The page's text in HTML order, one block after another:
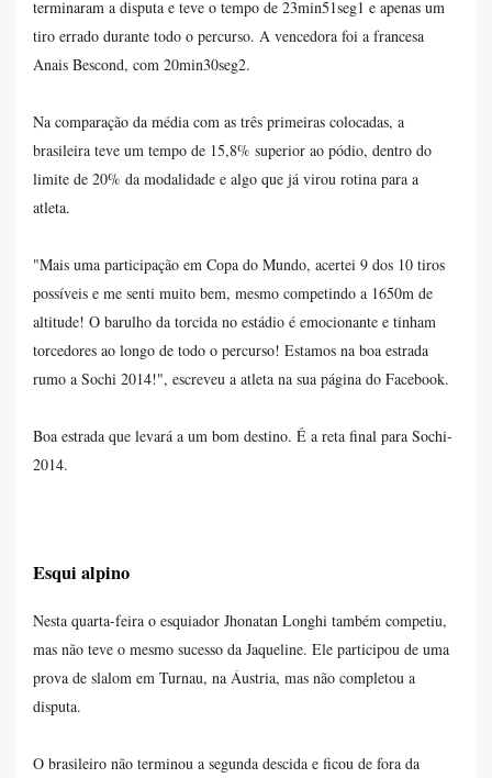
terminaram a disputa e teve o tempo de 23min51seg1 e apenas um
tiro errado durante todo o percurso. A vencedora foi a francesa
Anais Bescond, com 20min30seg2.
Na comparação da média com as três primeiras colocadas, a
brasileira teve um tempo de 15,8% superior ao pódio, dentro do
limite de 20% da modalidade e algo que já virou rotina para a
atleta.
"Mais uma participação em Copa do Mundo, acertei 9 dos 10 tiros
possíveis e me senti muito bem, mesmo competindo a 1650m de
altitude! O barulho da torcida no estádio é emocionante e tinham
torcedores ao longo de todo o percurso! Estamos na boa estrada
rumo a Sochi 2014!", escreveu a atleta na sua página do Facebook.
Boa estrada que levará a um bom destino. É a reta final para Sochi-
2014.
Esqui alpino
Nesta quarta-feira o esquiador Jhonatan Longhi também competiu,
mas não teve o mesmo sucesso da Jaqueline. Ele participou de uma
prova de slalom em Turnau, na Áustria, mas não completou a
disputa.
O brasileiro não terminou a segunda descida e ficou de fora da